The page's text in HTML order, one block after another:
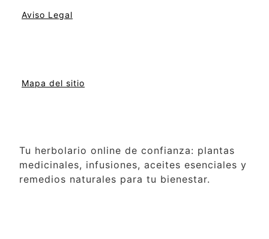
Aviso Legal
Mapa del sitio
Tu herbolario online de confianza: plantas
medicinales, infusiones, aceites esenciales y
remedios naturales para tu bienestar.